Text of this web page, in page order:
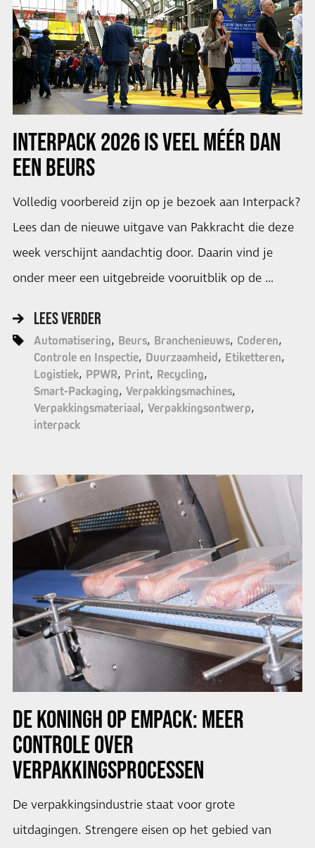
INTERPACK 2026 IS VEEL MÉÉR DAN
EEN BEURS
Volledig voorbereid zijn op je bezoek aan Interpack?
Lees dan de nieuwe uitgave van Pakkracht die deze
week verschijnt aandachtig door. Daarin vind je
onder meer een uitgebreide vooruitblik op de …
LEES VERDER
Automatisering Beurs Branchenieuws Coderen
Controle en Inspectie Duurzaamheid Etiketteren
Logistiek PPWR Print Recycling
Smart-Packaging Verpakkingsmachines
Verpakkingsmateriaal Verpakkingsontwerp
interpack
DE KONINGH OP EMPACK: MEER
CONTROLE OVER
VERPAKKINGSPROCESSEN
De verpakkingsindustrie staat voor grote
uitdagingen. Strengere eisen op het gebied van